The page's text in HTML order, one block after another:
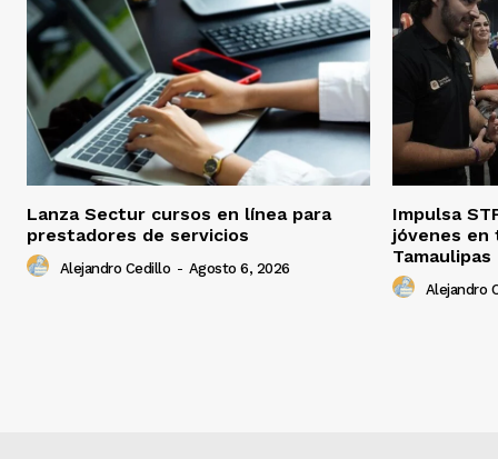
Lanza Sectur cursos en línea para
prestadores de servicios
Alejandro Cedillo - Agosto 6, 2026
Impulsa
jóvenes en
Tamaulipas
Alejandro